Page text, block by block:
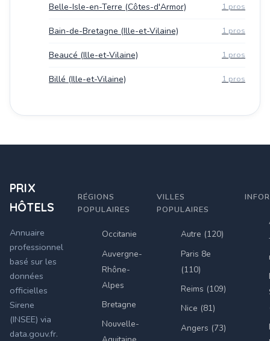
Belle-Isle-en-Terre (Côtes-d'Armor) 1 pros
Bain-de-Bretagne (Ille-et-Vilaine) 1 pros
Beaucé (Ille-et-Vilaine) 1 pros
Billé (Ille-et-Vilaine) 1 pros
PRIX
HÔTELS
Annuaire
professionnel
basé sur les
données
officielles
Sirene
(INSEE) via
data.gouv.fr.
RÉGIONS
POPULAIRES
Occitanie
Auvergne-
Rhône-
Alpes
Bretagne
Nouvelle-
VILLES
POPULAIRES
Autre (120)
Paris 8e
(110)
Reims (109)
Nice (81)
Angers (73)